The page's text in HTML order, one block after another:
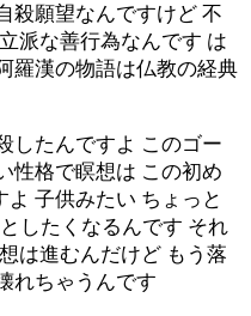
殺願望なんですけど 不
派な善行為なんです は
羅漢の物語は仏教の経典
したんですよ このゴー
性格で瞑想は この初め
子供みたい ちょっと
したくなるんです それ
は進むんだけど もう落
れちゃうんです